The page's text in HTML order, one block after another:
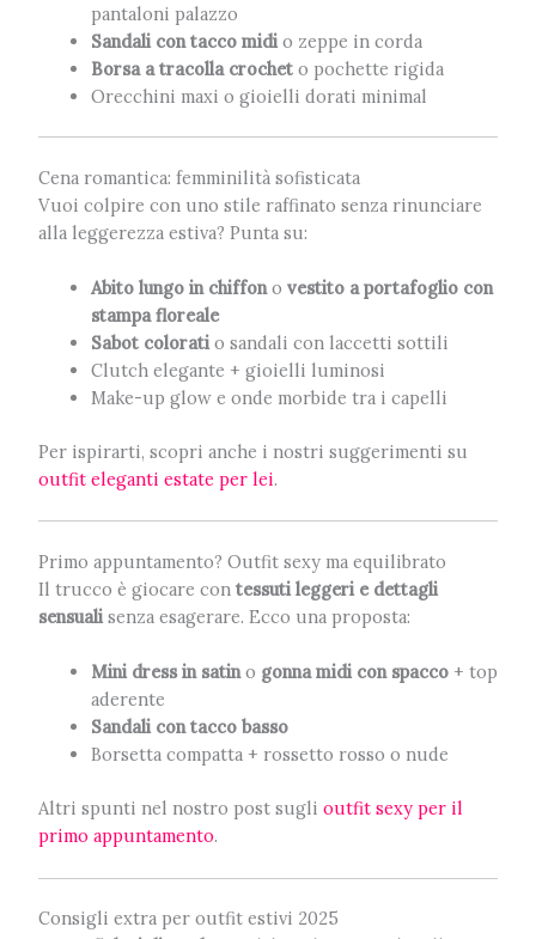
pantaloni palazzo
Sandali con tacco midio zeppe in corda
Borsa a tracolla crocheto pochette rigida
Orecchini maxi o gioielli dorati minimal
Cena romantica: femminilità sofisticata
Vuoi colpire con uno stile raffinato senza rinunciare
alla leggerezza estiva? Punta su:
Abito lungo in chiffono vestito a portafoglio con
stampa floreale
Sabot coloratio sandali con laccetti sottili
Clutch elegante + gioielli luminosi
Make-up glow e onde morbide tra i capelli
Per ispirarti, scopri anche i nostri suggerimenti su
outfit eleganti estate per lei.
Primo appuntamento? Outfit sexy ma equilibrato
Il trucco è giocare con tessuti leggeri e dettagli
sensualisenza esagerare. Ecco una proposta:
Mini dress in satino gonna midi con spacco+ top
aderente
Sandali con tacco basso
Borsetta compatta + rossetto rosso o nude
Altri spunti nel nostro post sugli outfit sexy per il
primo appuntamento.
Consigli extra per outfit estivi 2025